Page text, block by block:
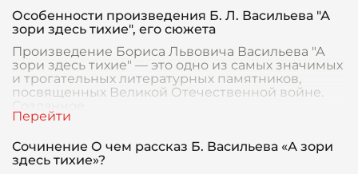
Особенности произведения Б. Л. Васильева "А
зори здесь тихие", его сюжета
Произведение Бориса Львовича Васильева "А
зори здесь тихие" — это одно из самых значимых
и трогательных литературных памятников,
посвященных Великой Отечественной войне.
Созданное
Сочинение О чем рассказ Б. Васильева «А зори
здесь тихие»?